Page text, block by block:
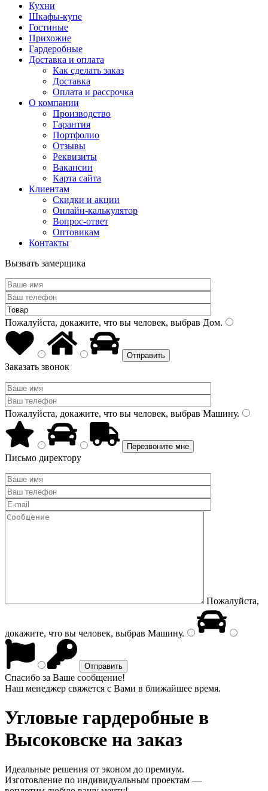
Кухни
Шкафы-купе
Гостиные
Прихожие
Гардеробные
Доставка и оплата
Как сделать заказ
Доставка
Оплата и рассрочка
О компании
Производство
Гарантия
Портфолио
Отзывы
Реквизиты
Вакансии
Карта сайта
Клиентам
Скидки и акции
Онлайн-калькулятор
Вопрос-ответ
Оптовикам
Контакты
Вызвать замерщика
Пожалуйста, докажите, что вы человек, выбрав Дом.
Заказать звонок
Пожалуйста, докажите, что вы человек, выбрав Машину.
Письмо директору
Пожалуйста,
докажите, что вы человек, выбрав Машину.
Спасибо за Ваше сообщение!
Наш менеджер свяжется с Вами в ближайшее время.
Угловые гардеробные в
Высоковске на заказ
Идеальные решения от эконом до премиум.
Изготовление по индивидуальным проектам —